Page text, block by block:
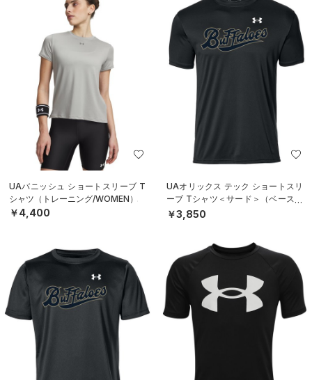
UAバニッシュ ショートスリーブ T
シャツ（トレーニング/WOMEN）
￥4,400
UAオリックス テック ショートスリ
ーブ Tシャツ＜サード＞（ベースボ
ール/UNISEX）
￥3,850